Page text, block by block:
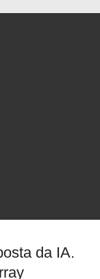
da IA.